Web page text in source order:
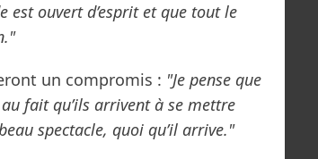
est ouvert d’esprit et que tout le
un compromis : "Je pense que
fait qu’ils arrivent à se mettre
spectacle, quoi qu’il arrive."